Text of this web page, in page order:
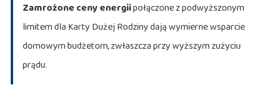
Zamrożone ceny energiipołączone z podwyższonym
limitem dla Karty Dużej Rodziny dają wymierne wsparcie
domowym budżetom, zwłaszcza przy wyższym zużyciu
prądu.